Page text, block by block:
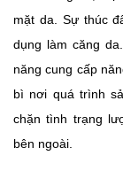
mặt da. Sự thúc
dụng làm căng
năng cung cấp
bì nơi quá trình
chặn tình trạng
bên ngoài.